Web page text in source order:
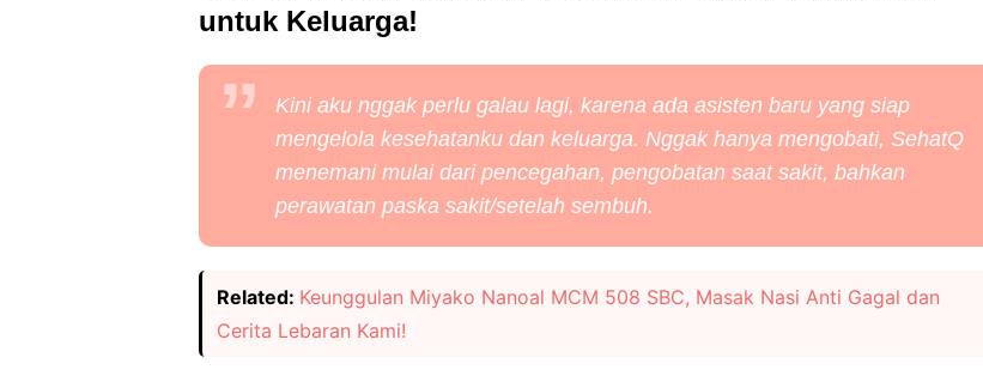
untuk Keluarga!
Kini aku nggak perlu galau lagi, karena ada asisten baru yang siap
mengelola kesehatanku dan keluarga. Nggak hanya mengobati, SehatQ
menemani mulai dari pencegahan, pengobatan saat sakit, bahkan
perawatan paska sakit/setelah sembuh.
Related: Keunggulan Miyako Nanoal MCM 508 SBC, Masak Nasi Anti Gagal dan
Cerita Lebaran Kami!